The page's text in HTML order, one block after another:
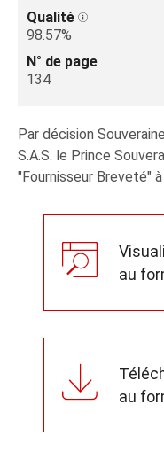
Qualité
98.57%
N° de page
134
Par décision
S.A.S. le Prince
"Fournisseur Breveté"
au
au